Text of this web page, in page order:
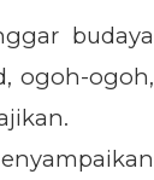
budaya
ogoh-ogoh,